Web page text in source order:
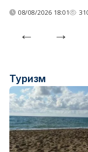
08/08/2026 18:01
Туризм